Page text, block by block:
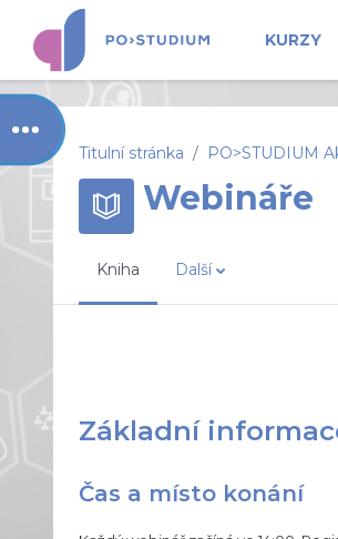
Přejít k hlavnímu obsahu
KURZY
Otevřít indexu kurzu
Titulní stránka PO>STUDIUM
Webináře
Kniha Další
Základní
Čas a místo konání